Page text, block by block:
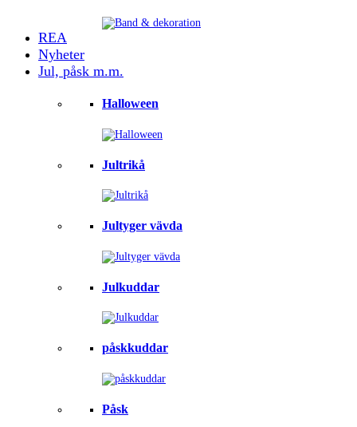
REA
Nyheter
Jul, påsk m.m.
Halloween
Jultrikå
Jultyger vävda
Julkuddar
påskkuddar
Påsk